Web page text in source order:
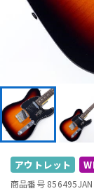
アンプ
DJ機器
DTM
配信/ラ
アウトレット
商品番号 856495JAN